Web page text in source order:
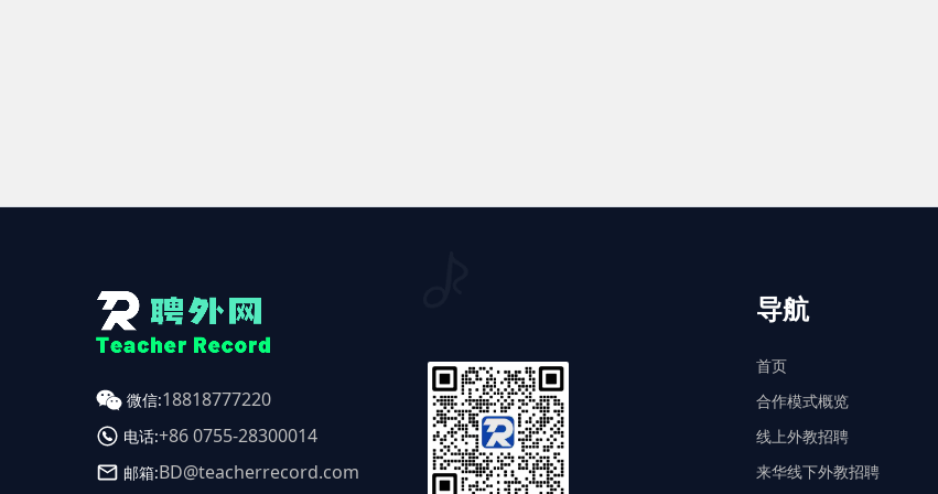
微信:18818777220
电话:+86 0755-28300014
邮箱:BD@teacherrecord.com
导航
首页
合作模式概览
线上外教招聘
来华线下外教招聘